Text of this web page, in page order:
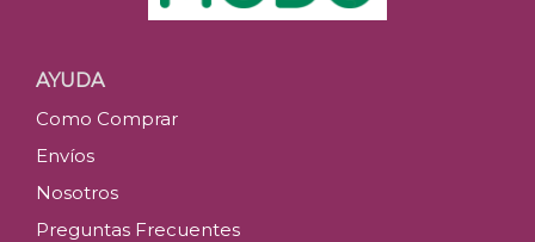
AYUDA
Como Comprar
Envíos
Nosotros
Preguntas Frecuentes